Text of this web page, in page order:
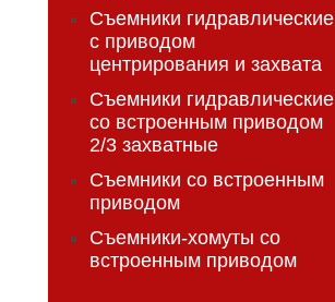
Съемники гидравлические
с приводом
центрирования и захвата
Съемники гидравлические
со встроенным приводом
2/3 захватные
Съемники со встроенным
приводом
Съемники-хомуты со
встроенным приводом